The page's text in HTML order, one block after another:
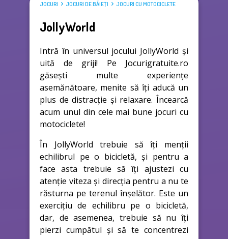
JOCURI JOCURI DE BĂIEŢI JOCURI CU MOTOCICLETE
JollyWorld
Intră în universul jocului JollyWorld și
uită de griji! Pe Jocurigratuite.ro
găsești multe experiențe
asemănătoare, menite să îți aducă un
plus de distracție și relaxare. Încearcă
acum unul din cele mai bune jocuri cu
motociclete!
În JollyWorld trebuie să îți menții
echilibrul pe o bicicletă, și pentru a
face asta trebuie să îți ajustezi cu
atenție viteza și direcția pentru a nu te
răsturna pe terenul înșelător. Este un
exercițiu de echilibru pe o bicicletă,
dar, de asemenea, trebuie să nu îți
pierzi cumpătul și să te concentrezi